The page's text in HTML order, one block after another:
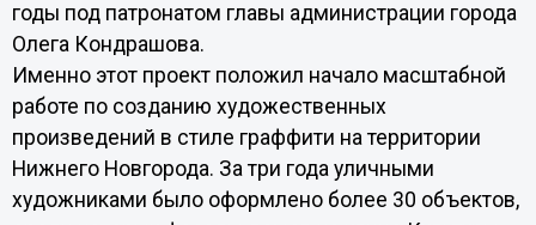
годы под патронатом главы администрации города
Олега Кондрашова.
Именно этот проект положил начало масштабной
работе по созданию художественных
произведений в стиле граффити на территории
Нижнего Новгорода. За три года уличными
художниками было оформлено более 30 объектов,